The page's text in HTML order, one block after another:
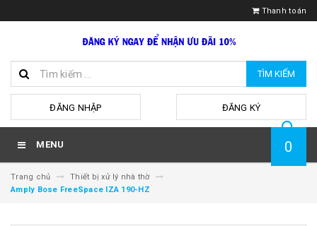
Thanh toán
TÌM KIẾM
ĐĂNG NHẬP ĐĂNG KÝ
MENU 0
Trang chủ
Thiết bị xử lý nhà thờ
Amply Bose FreeSpace IZA 190-HZ